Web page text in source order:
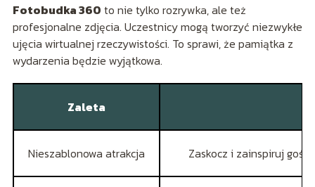
Fotobudka 360 to nie tylko rozrywka, ale też
profesjonalne zdjęcia. Uczestnicy mogą tworzyć niezwykłe
ujęcia wirtualnej rzeczywistości. To sprawi, że pamiątka z
wydarzenia będzie wyjątkowa.
Zaleta
Nieszablonowa atrakcja Zaskocz i zainspiruj